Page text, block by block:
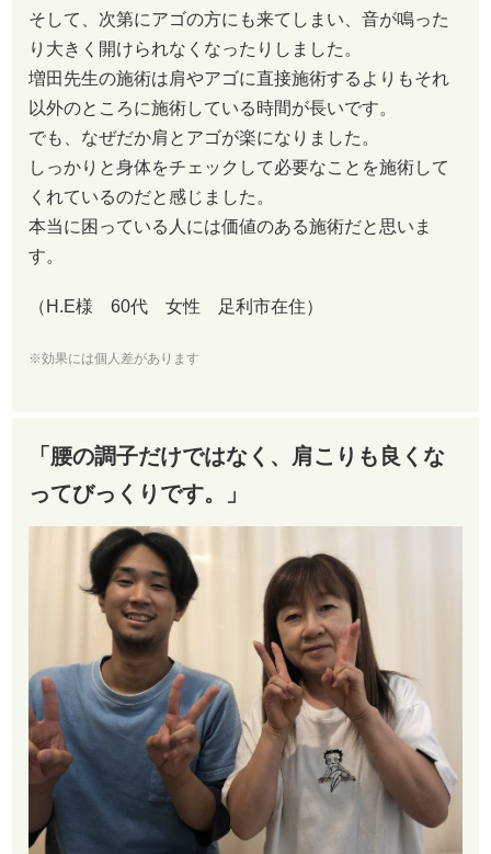
そして、次第にアゴの方にも来てしまい、音が鳴った
り大きく開けられなくなったりしました。
増田先生の施術は肩やアゴに直接施術するよりもそれ
以外のところに施術している時間が長いです。
でも、なぜだか肩とアゴが楽になりました。
しっかりと身体をチェックして必要なことを施術して
くれているのだと感じました。
本当に困っている人には価値のある施術だと思いま
す。
（H.E様 60代 女性 足利市在住）
※効果には個人差があります
「腰の調子だけではなく、肩こりも良くな
ってびっくりです。」